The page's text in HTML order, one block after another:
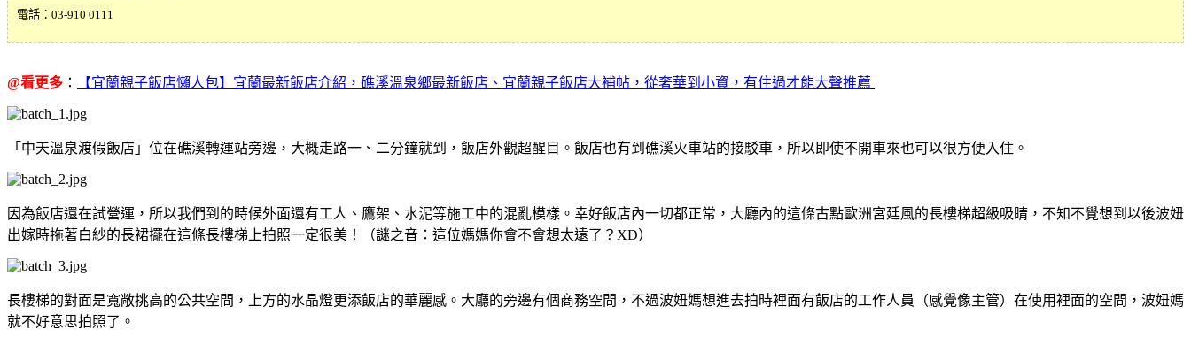
電話：03-910 0111
@看更多 ： 【宜蘭親子飯店懶人包】宜蘭最新飯店介紹，礁溪溫泉鄉最新飯店、宜蘭親子飯店大補帖，從奢華到小資，有住過才能大聲推薦
「中天溫泉渡假飯店」位在礁溪轉運站旁邊，大概走路一、二分鐘就到，飯店外觀超醒目。飯店也有到礁溪火車站的接駁車，所以即使不開車來也可以很方便入住。
因為飯店還在試營運，所以我們到的時候外面還有工人、鷹架、水泥等施工中的混亂模樣。幸好飯店內一切都正常，大廳內的這條古點歐洲宮廷風的長樓梯超級吸睛，不知不覺想到以後波妞
出嫁時拖著白紗的長裙擺在這條長樓梯上拍照一定很美！（謎之音：這位媽媽你會不會想太遠了？XD）
長樓梯的對面是寬敞挑高的公共空間，上方的水晶燈更添飯店的華麗感。大廳的旁邊有個商務空間，不過波妞媽想進去拍時裡面有飯店的工作人員（感覺像主管）在使用裡面的空間，波妞媽
就不好意思拍照了。